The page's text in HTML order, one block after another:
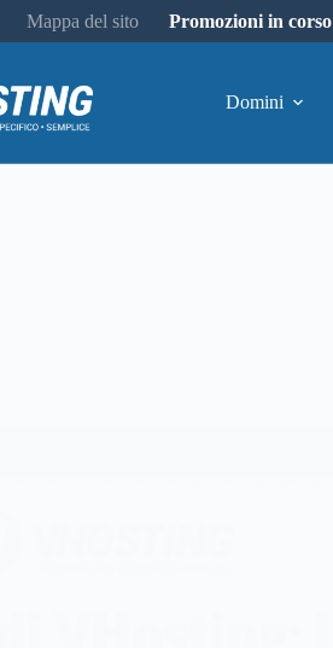
Mappa del sito Promozioni in corso
Domini